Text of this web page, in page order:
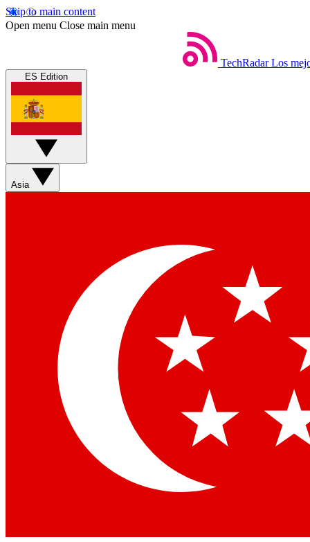
Skip to main content
Open menu Close main menu
TechRadar Los
ES Edition
Asia